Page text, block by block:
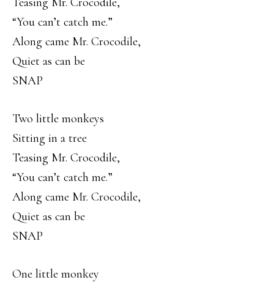
“You can’t catch me.”
Along came Mr. Crocodile,
Quiet as can be
SNAP
Two little monkeys
Sitting in a tree
Teasing Mr. Crocodile,
“You can’t catch me.”
Along came Mr. Crocodile,
Quiet as can be
SNAP
One little monkey